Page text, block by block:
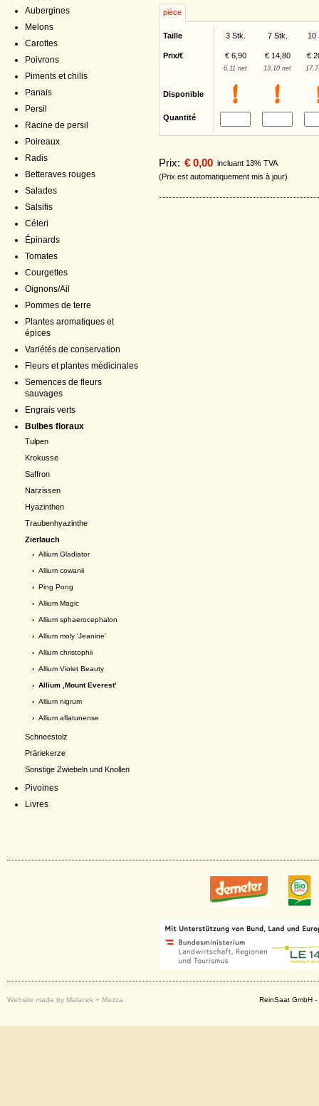
Aubergines
Melons
Carottes
Poivrons
Piments et chilis
Panais
Persil
Racine de persil
Poireaux
Radis
Betteraves rouges
Salades
Salsifis
Céleri
Épinards
Tomates
Courgettes
Oignons/Ail
Pommes de terre
Plantes aromatiques et
épices
Variétés de conservation
Fleurs et plantes médicinales
Semences de fleurs
sauvages
Engrais verts
Bulbes floraux
Tulpen
Krokusse
Saffron
Narzissen
Hyazinthen
Traubenhyazinthe
Zierlauch
› Allium Gladiator
› Allium cowanii
› Ping Pong
› Allium Magic
› Allium sphaerocephalon
› Allium moly 'Jeanine'
› Allium christophii
› Allium Violet Beauty
› Allium ,Mount Everest’
› Allium nigrum
› Allium aflatunense
Schneestolz
Präriekerze
Sonstige Zwiebeln und Knollen
Pivoines
Livres
pièce
Taille 3 Stk. 7 Stk. 10
Prix/€ € 6,90 € 14,80 €
6,11 net 13,10 net
Disponible
Quantité
Prix: € 0,00 incluant 13% TVA
(Prix est automatiquement mis à jour)
Website made by Malacek + Mazza ReinSaat GmbH